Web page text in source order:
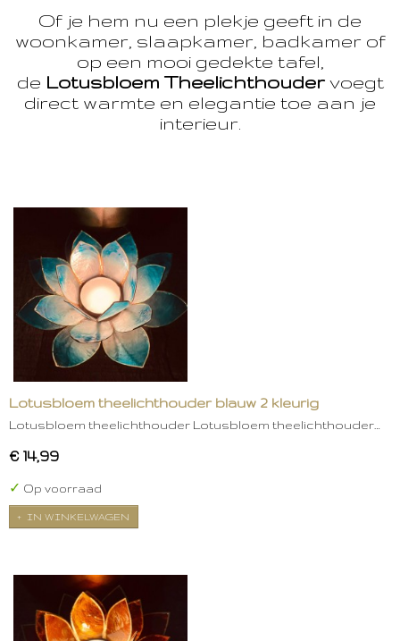
Of je hem nu een plekje geeft in de
woonkamer, slaapkamer, badkamer of
op een mooi gedekte tafel,
de Lotusbloem Theelichthoudervoegt
direct warmte en elegantie toe aan je
interieur.
Lotusbloem theelichthouder blauw 2 kleurig
Lotusbloem theelichthouder Lotusbloem theelichthouder…
€ 14,99
✓ Op voorraad
IN WINKELWAGEN